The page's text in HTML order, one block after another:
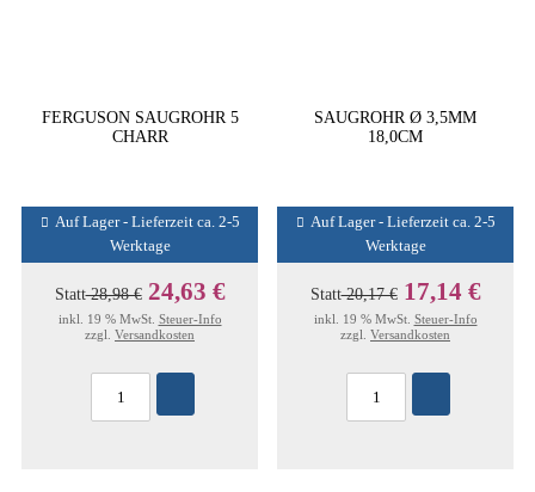
FERGUSON SAUGROHR 5
CHARR
Auf Lager - Lieferzeit ca. 2-5
Werktage
Statt28,98 € 24,63 €
inkl. 19 % MwSt. Steuer-Info
zzgl. Versandkosten
SAUGROHR Ø 3,5MM
18,0CM
Auf Lager - Lieferzeit ca. 2-5
Werktage
Statt20,17 € 17,14 €
inkl. 19 % MwSt. Steuer-Info
zzgl. Versandkosten